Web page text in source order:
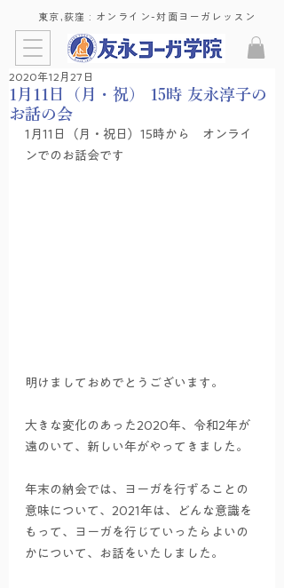
東京,荻窪 : ​オンライン-対面ヨーガレッスン
1月11日（月・祝） 15時 友永淳子の
お話の会
2020年12月27日
1月11日（月・祝日）15時から　オンライ
ンでのお話会です
明けましておめでとうございます。
大きな変化のあった2020年、令和2年が
遠のいて、新しい年がやってきました。
年末の納会では、ヨーガを行ずることの
意味について、2021年は、どんな意識を
もって、ヨーガを行じていったらよいの
かについて、お話をいたしました。